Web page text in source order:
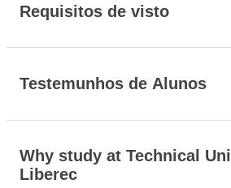
Requisitos de visto
Testemunhos de Alunos
Why study at Technical
Liberec